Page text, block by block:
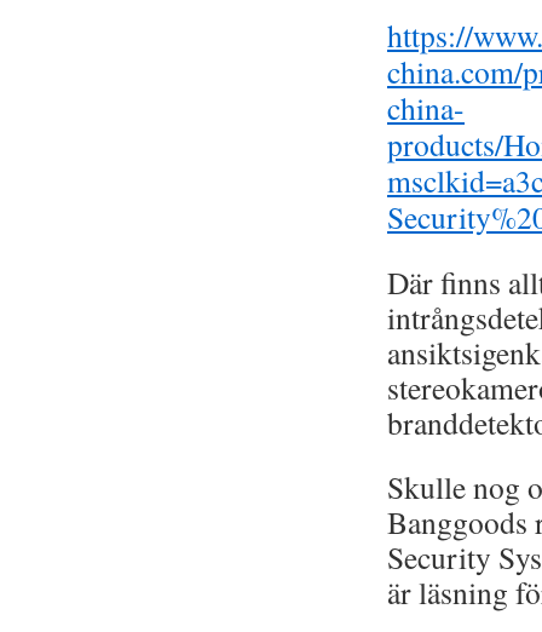
https://
china.com/
china-
products/
Där finns
Skulle nog
Banggoods
Security
är läsning